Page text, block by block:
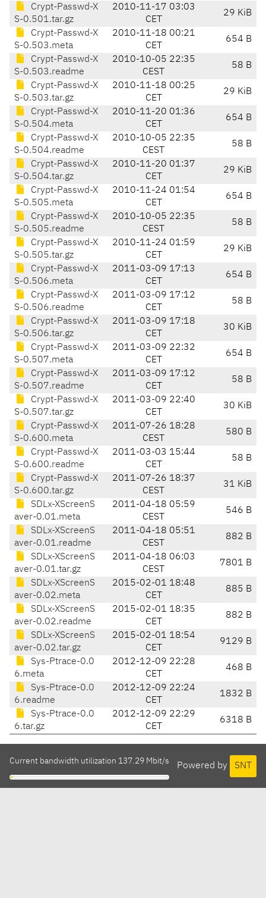
Crypt-Passwd-X
S-0.501.tar.gz
2010-11-17 03:03
CET
29 KiB
Crypt-Passwd-X
S-0.503.meta
2010-11-18 00:21
CET
654 B
Crypt-Passwd-X
S-0.503.readme
2010-10-05 22:35
CEST
58 B
Crypt-Passwd-X
S-0.503.tar.gz
2010-11-18 00:25
CET
29 KiB
Crypt-Passwd-X
S-0.504.meta
2010-11-20 01:36
CET
654 B
Crypt-Passwd-X
S-0.504.readme
2010-10-05 22:35
CEST
58 B
Crypt-Passwd-X
S-0.504.tar.gz
2010-11-20 01:37
CET
29 KiB
Crypt-Passwd-X
S-0.505.meta
2010-11-24 01:54
CET
654 B
Crypt-Passwd-X
S-0.505.readme
2010-10-05 22:35
CEST
58 B
Crypt-Passwd-X
S-0.505.tar.gz
2010-11-24 01:59
CET
29 KiB
Crypt-Passwd-X
S-0.506.meta
2011-03-09 17:13
CET
654 B
Crypt-Passwd-X
S-0.506.readme
2011-03-09 17:12
CET
58 B
Crypt-Passwd-X
S-0.506.tar.gz
2011-03-09 17:18
CET
30 KiB
Crypt-Passwd-X
S-0.507.meta
2011-03-09 22:32
CET
654 B
Crypt-Passwd-X
S-0.507.readme
2011-03-09 17:12
CET
58 B
Crypt-Passwd-X
S-0.507.tar.gz
2011-03-09 22:40
CET
30 KiB
Crypt-Passwd-X
S-0.600.meta
2011-07-26 18:28
CEST
580 B
Crypt-Passwd-X
S-0.600.readme
2011-03-03 15:44
CET
58 B
Crypt-Passwd-X
S-0.600.tar.gz
2011-07-26 18:37
CEST
31 KiB
SDLx-XScreenS
aver-0.01.meta
2011-04-18 05:59
CEST
546 B
SDLx-XScreenS
aver-0.01.readme
2011-04-18 05:51
CEST
882 B
SDLx-XScreenS
aver-0.01.tar.gz
2011-04-18 06:03
CEST
7801 B
SDLx-XScreenS
aver-0.02.meta
2015-02-01 18:48
CET
885 B
SDLx-XScreenS
aver-0.02.readme
2015-02-01 18:35
CET
882 B
SDLx-XScreenS
aver-0.02.tar.gz
2015-02-01 18:54
CET
9129 B
Sys-Ptrace-0.0
6.meta
2012-12-09 22:28
CET
468 B
Sys-Ptrace-0.0
6.readme
2012-12-09 22:24
CET
1832 B
Sys-Ptrace-0.0
6.tar.gz
2012-12-09 22:29
CET
6318 B
Powered by SNT
Current bandwidth utilization 137.29 Mbit/s